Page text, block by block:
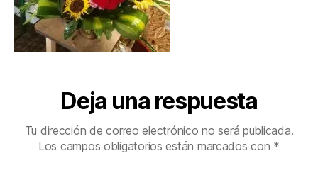
Deja una respuesta
Tu dirección de correo electrónico no será publicada.
Los campos obligatorios están marcados con *